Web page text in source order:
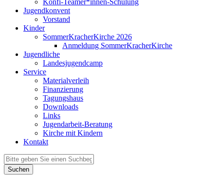
Jugendkonvent
Vorstand
Kinder
SommerKracherKirche 2026
Anmeldung SommerKracherKirche
Jugendliche
Landesjugendcamp
Service
Materialverleih
Finanzierung
Tagungshaus
Downloads
Links
Jugendarbeit-Beratung
Kirche mit Kindern
Kontakt
Suchen